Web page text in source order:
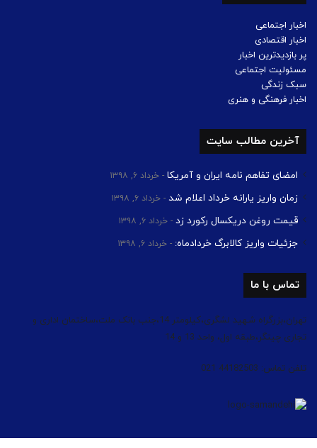
اخبار اجتماعی
اخبار اقتصادی
پر بازدیدترین اخبار
مسئولیت اجتماعی
سبک زندگی
اخبار فرهنگی و هنری
آخرین مطالب سایت
امضای تفاهم نامه ایران و آمریکا خرداد ۶, ۱۳۹۸
زمان واریز یارانه خرداد اعلام شد خرداد ۶, ۱۳۹۸
قیمت روغن دریکسال رکورد زد خرداد ۶, ۱۳۹۸
جزئیات واریز کالابرگ خردادماه: خرداد ۶, ۱۳۹۸
تماس با ما
تهران،بزرگراه شهید لشگری،کیلومتر 14،جنب بانک ملت،ساختمان اداری و
تجاری چیتگر،طبقه اول، واحد 13 و 14
تلفن تماس: 44182503 021